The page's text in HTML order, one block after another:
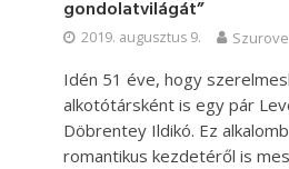
gondolatvilágát”
2019. augusztus 9.
Idén 51 éve, hogy
alkotótársként is egy pár
Döbrentey Ildikó. Ez
romantikus kezdetéről is